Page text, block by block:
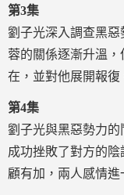
第3集
劉子光深入調查黑
蓉的關係逐漸升溫
在，並對他展開報復
第4集
劉子光與黑惡勢力的
成功挫敗了對方的
顧有加，兩人感情進